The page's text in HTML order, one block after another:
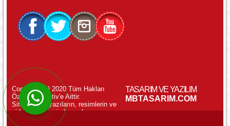
WhatsApp ile Online Destek!
Copyright (c) 2020 Tüm Hakları
Özkar Otomotiv'e Aittir.
Sitemizdeki yazıların, resimlerin ve
videoların izinsiz kopyalanması
yasaktır.
TASARIM VE YAZILIM
MBTASARIM.COM